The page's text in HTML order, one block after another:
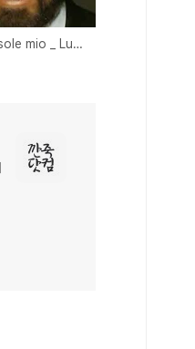
[클래식] 'O sole mio _ Luciano Pavarotti